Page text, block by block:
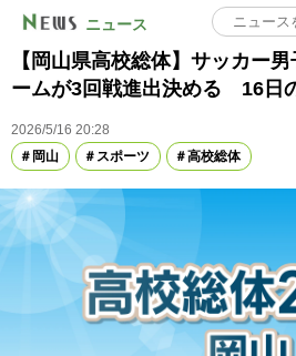
ニュース
【岡山県高校総体】サッカ
ームが3回戦進出決める 16日
2026/5/16 20:28
岡山
スポーツ 高校総体